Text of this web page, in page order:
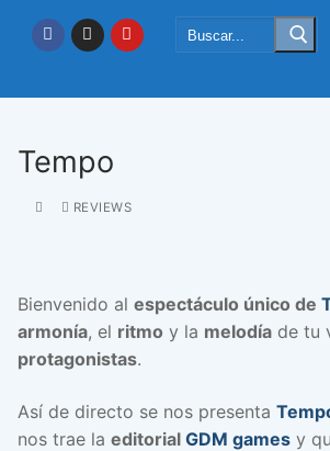
Buscar:
Tempo
REVIEWS
Bienvenido al espectáculo único de
armonía, el ritmo y la melodía de tu
protagonistas.
Así de directo se nos presenta
nos trae la editorial GDM games y